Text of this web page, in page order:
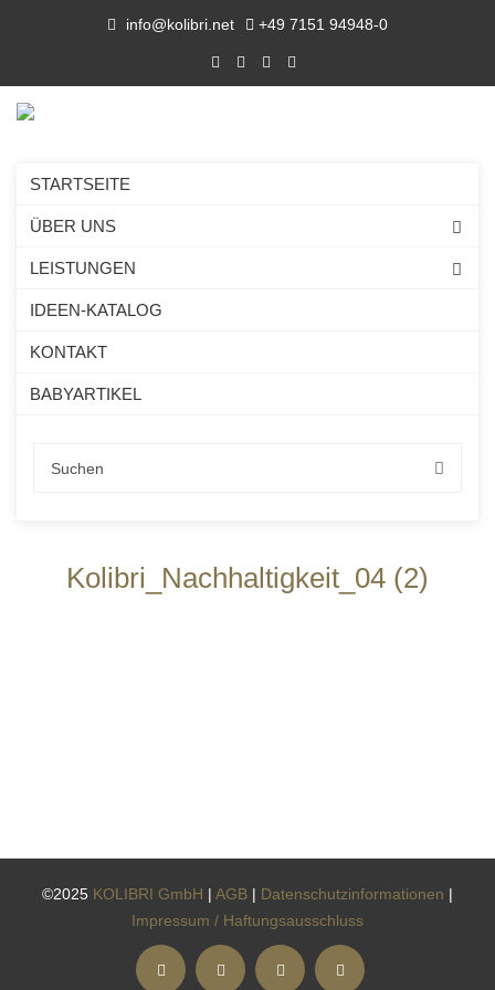
info@kolibri.net +49 7151 94948-0
STARTSEITE
ÜBER UNS
LEISTUNGEN
IDEEN-KATALOG
KONTAKT
BABYARTIKEL
Kolibri_Nachhaltigkeit_04 (2)
©2025 KOLIBRI GmbH | AGB | Datenschutzinformationen |
Impressum / Haftungsausschluss